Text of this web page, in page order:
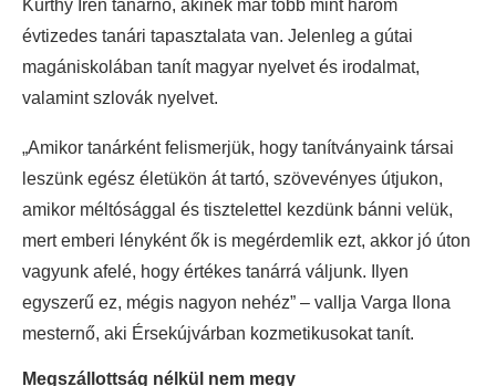
Kürthy Irén tanárnő, akinek már több mint három
évtizedes tanári tapasztalata van. Jelenleg a gútai
magániskolában tanít magyar nyelvet és irodalmat,
valamint szlovák nyelvet.
„Amikor tanárként felismerjük, hogy tanítványaink társai
leszünk egész életükön át tartó, szövevényes útjukon,
amikor méltósággal és tisztelettel kezdünk bánni velük,
mert emberi lényként ők is megérdemlik ezt, akkor jó úton
vagyunk afelé, hogy értékes tanárrá váljunk. Ilyen
egyszerű ez, mégis nagyon nehéz” – vallja Varga Ilona
mesternő, aki Érsekújvárban kozmetikusokat tanít.
Megszállottság nélkül nem megy